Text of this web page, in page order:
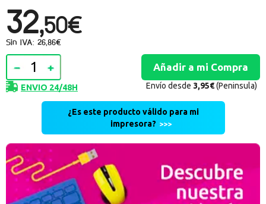
32,50€
Sin IVA: 26,86€
ENVIO 24/48H Envío desde 3,95€(Peninsula)
¿Es este producto válido para mi
impresora?
>>>